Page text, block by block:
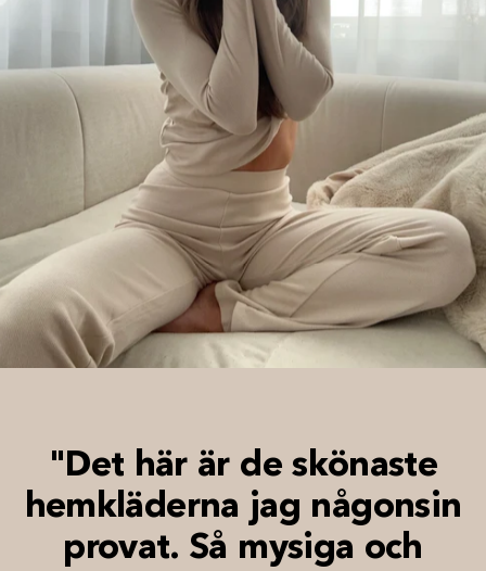
"Det här är de skönaste
hemkläderna jag någonsin
provat. Så mysiga och